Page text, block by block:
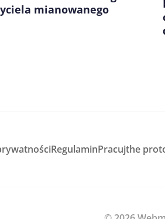
mianowanego
RegulaminPracujthe